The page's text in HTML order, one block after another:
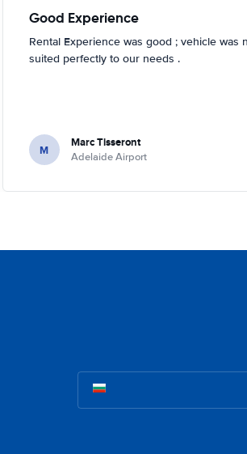
Good Experience
Rental Experience was good ; vehicle was
suited perfectly to our needs .
M Marc Tisseront
Adelaide Airport